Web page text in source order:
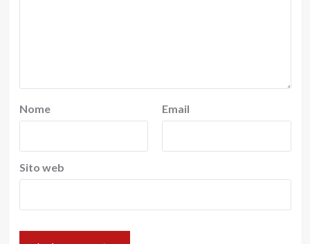
Nome Email
Sito web